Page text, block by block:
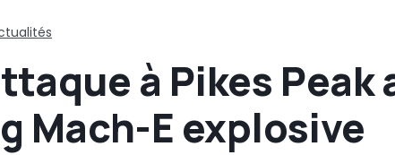
à Pikes Peak
Mach-E explosive